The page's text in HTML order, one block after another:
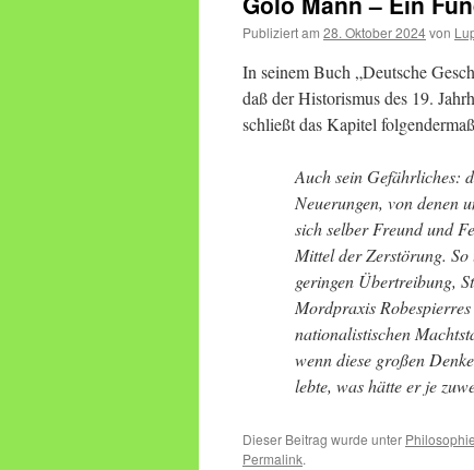
Publiziert am 28. Oktober 2024von
In seinem Buch „Deutsche
daß der Historismus des 19.
schließt das Kapitel
Auch sein Gefährliches:
Neuerungen, von denen
sich selber Freund und
Mittel der Zerstörung.
geringen Übertreibung,
Mordpraxis
nationalistischen
wenn diese großen
lebte, was hätte er je
Dieser Beitrag wurde unter Philosophie
Permalink.